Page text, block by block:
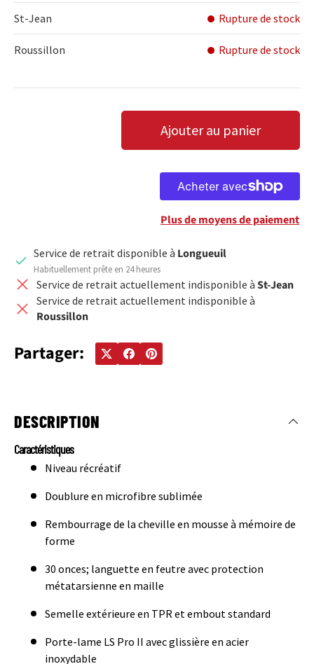
St-Jean Rupture de stock
Roussillon Rupture de stock
DIMINUER LA QUANTITÉ
AUGMENTER LA QUANTITÉ
Ajouter au panier
Plus de moyens de paiement
Service de retrait disponible à Longueuil
Habituellement prête en 24 heures
Service de retrait actuellement indisponible à St-Jean
Service de retrait actuellement indisponible à
Roussillon
Partager:
DESCRIPTION
Caractéristiques
Niveau récréatif
Doublure en microfibre sublimée
Rembourrage de la cheville en mousse à mémoire de
forme
30 onces; languette en feutre avec protection
métatarsienne en maille
Semelle extérieure en TPR et embout standard
Porte-lame LS Pro II avec glissière en acier
inoxydable